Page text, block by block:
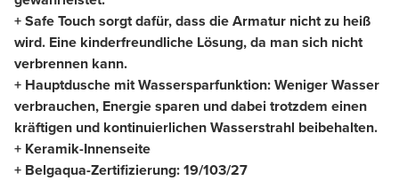
+ Safe Touch sorgt dafür, dass die Armatur nicht zu heiß
wird. Eine kinderfreundliche Lösung, da man sich nicht
verbrennen kann.
+ Hauptdusche mit Wassersparfunktion: Weniger Wasser
verbrauchen, Energie sparen und dabei trotzdem einen
kräftigen und kontinuierlichen Wasserstrahl beibehalten.
+ Keramik-Innenseite
+ Belgaqua-Zertifizierung:19/103/27